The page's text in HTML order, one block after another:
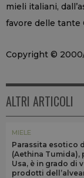
mieli italiani,
favore delle tante
Copyright ©
ALTRI ARTICOLI
MIELE
Parassita esotico
(Aethina Tumida),
Usa, è in grado di
prodotti